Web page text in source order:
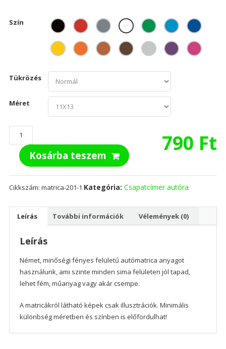
Szín
Tükrözés
Méret
790 Ft
Arsenal
FC
mennyiségKosárba teszem
Cikkszám: matrica-201-1 Kategória: Csapatcímer autóra
Leírás További információk Vélemények (0)
Leírás
Német, minőségi fényes felületű autómatrica anyagot
használunk, ami szinte minden sima felületen jól tapad,
lehet fém, műanyag vagy akár csempe.
A matricákról látható képek csak illusztrációk. Minimális
különbség méretben és színben is előfordulhat!